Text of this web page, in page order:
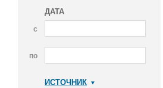
ДАТА
с
по
ИСТОЧНИК